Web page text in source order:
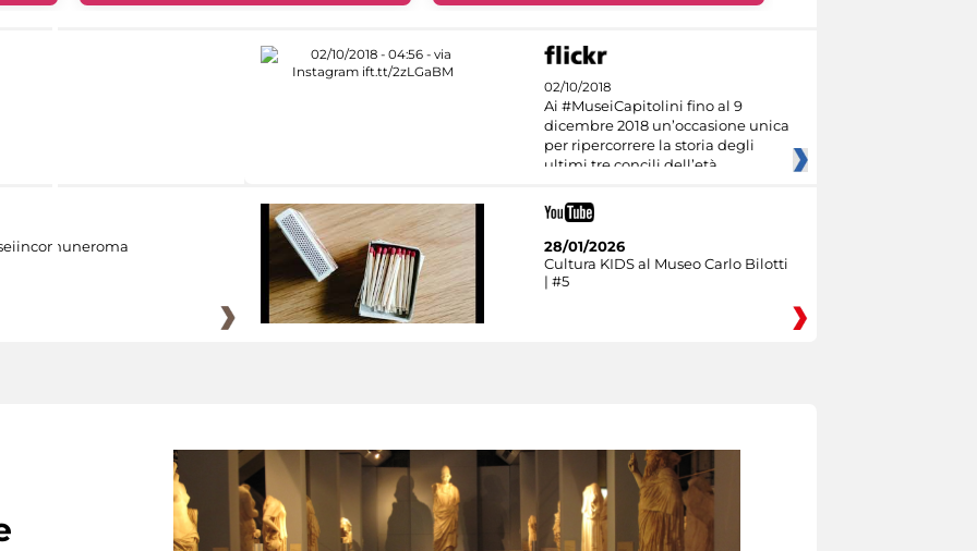
02/10/2018
Ai #MuseiCapitolini fino al 9
dicembre 2018 un’occasione unica
per ripercorrere la storia degli
ultimi tre concili dell’età
28/01/2026
Cultura KIDS al Museo Carlo Bilotti
| #5